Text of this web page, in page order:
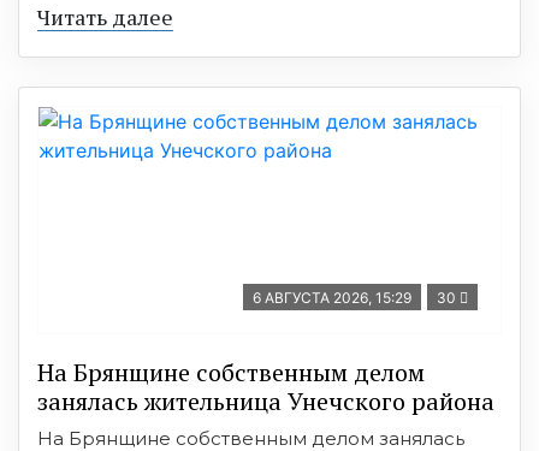
Читать далее
6 АВГУСТА 2026, 15:29 30
На Брянщине собственным делом
занялась жительница Унечского района
На Брянщине собственным делом занялась